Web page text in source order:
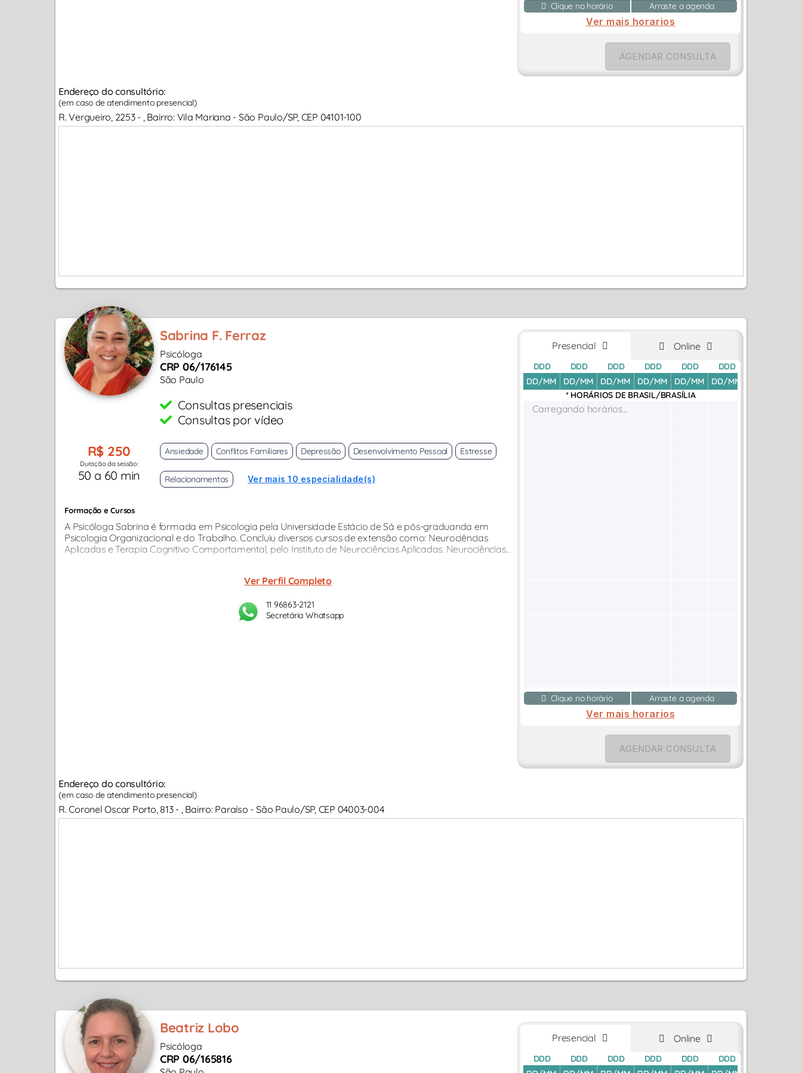
Clique no horário Arraste a agenda
Ver mais horarios
AGENDAR CONSULTA
Endereço do consultório:
(em caso de atendimento presencial)
R. Vergueiro, 2253 - , Bairro: Vila Mariana - São Paulo/SP, CEP 04101-100
Sabrina F. Ferraz
Psicóloga
CRP 06/176145
São Paulo
Consultas presenciais
Consultas por vídeo
R$ 250
Duração da sessão:
50 a 60 min
Ansiedade Conflitos Familiares Depressão Desenvolvimento Pessoal Estresse
Relacionamentos Ver mais 10 especialidade(s)
Formação e Cursos
A Psicóloga Sabrina é formada em Psicologia pela Universidade Estácio de Sá e pós-graduanda em
Psicologia Organizacional e do Trabalho. Concluiu diversos cursos de extensão como: Neurociências
Aplicadas e Terapia Cognitivo Comportamental, pelo Instituto de Neurociências Aplicadas. Neurociências...
Ver Perfil Completo
11 96863-2121
Secretária Whatsapp
Presencial Online
DDD
DD/MM
DDD
DD/MM
DDD
DD/MM
DDD
DD/MM
DDD
DD/MM
DDD
DD/MM
* HORÁRIOS DE BRASIL/BRASÍLIA
Carregando horários...
Clique no horário Arraste a agenda
Ver mais horarios
AGENDAR CONSULTA
Endereço do consultório:
(em caso de atendimento presencial)
R. Coronel Oscar Porto, 813 - , Bairro: Paraíso - São Paulo/SP, CEP 04003-004
Beatriz Lobo
Psicóloga
CRP 06/165816
Presencial Online
DDD
DDD
DDD
DDD
DDD
DDD